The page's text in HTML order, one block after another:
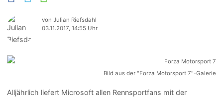
von Julian Riefsdahl
03.11.2017, 14:55 Uhr
Bild aus der "Forza Motorsport 7"-Galerie
Alljährlich liefert Microsoft allen Rennsportfans mit der